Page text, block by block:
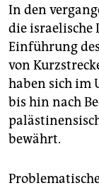
In den
die israelische
Einführung
von
haben sich im
bis hin nach
bewährt.